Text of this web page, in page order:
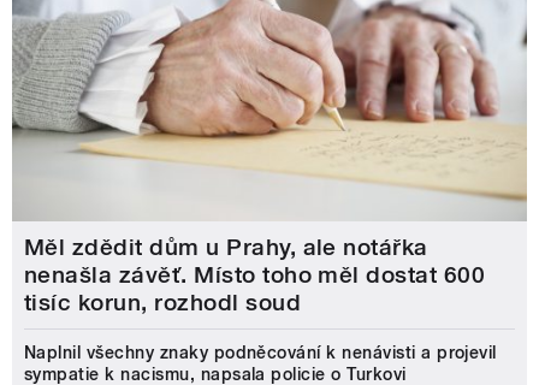
Měl zdědit dům u Prahy, ale notářka
nenašla závěť. Místo toho měl dostat 600
tisíc korun, rozhodl soud
Naplnil všechny znaky podněcování k nenávisti a projevil
sympatie k nacismu, napsala policie o Turkovi